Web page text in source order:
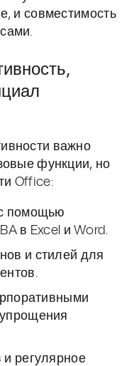
и совместимость
важно
функции, но
Office:
помощью
в Excel и Word.
и стилей для
и регулярное